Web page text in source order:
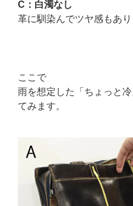
C：白濁なし
革に馴染んでツヤ感もあり
ここで
雨を想定した「ちょっと
てみます。